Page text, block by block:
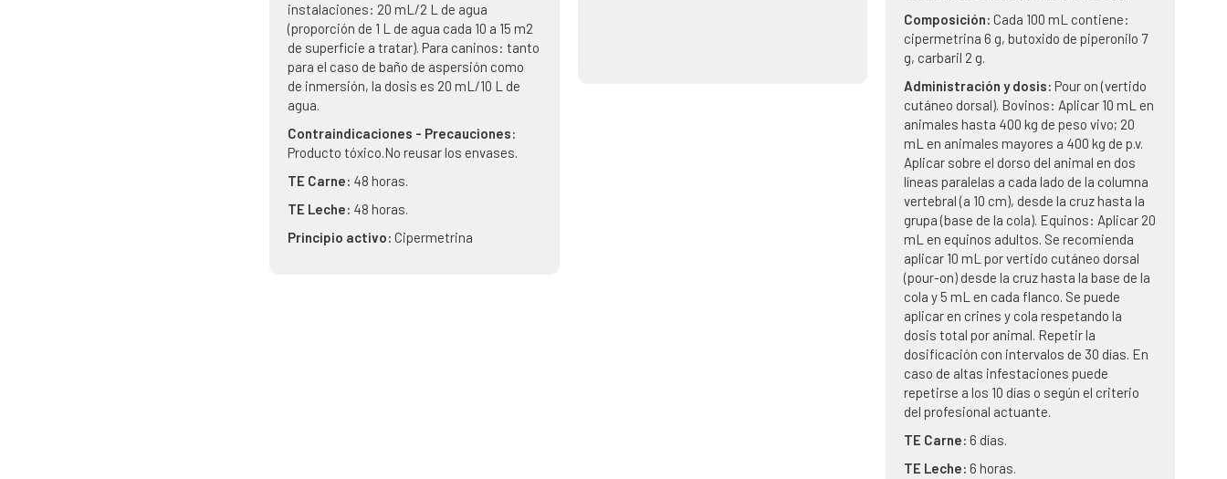
instalaciones: 20 mL/2 L de agua
(proporción de 1 L de agua cada 10 a 15 m2
de superficie a tratar). Para caninos: tanto
para el caso de baño de aspersión como
de inmersión, la dosis es 20 mL/10 L de
agua.
Contraindicaciones - Precauciones:
Producto tóxico.No reusar los envases.
TE Carne: 48 horas.
TE Leche: 48 horas.
Principio activo:Cipermetrina
Composición: Cada 100 mL contiene:
cipermetrina 6 g, butoxido de piperonilo 7
g, carbaril 2 g.
Administración y dosis: Pour on (vertido
cutáneo dorsal). Bovinos: Aplicar 10 mL en
animales hasta 400 kg de peso vivo; 20
mL en animales mayores a 400 kg de p.v.
Aplicar sobre el dorso del animal en dos
líneas paralelas a cada lado de la columna
vertebral (a 10 cm), desde la cruz hasta la
grupa (base de la cola). Equinos: Aplicar 20
mL en equinos adultos. Se recomienda
aplicar 10 mL por vertido cutáneo dorsal
(pour-on) desde la cruz hasta la base de la
cola y 5 mL en cada flanco. Se puede
aplicar en crines y cola respetando la
dosis total por animal. Repetir la
dosificación con intervalos de 30 días. En
caso de altas infestaciones puede
repetirse a los 10 días o según el criterio
del profesional actuante.
TE Carne: 6 días.
TE Leche: 6 horas.